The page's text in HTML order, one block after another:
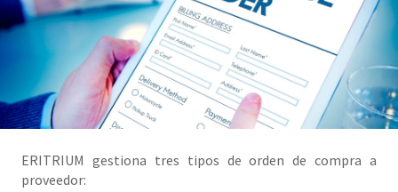
ERITRIUM gestiona tres tipos de orden de compra a
proveedor: